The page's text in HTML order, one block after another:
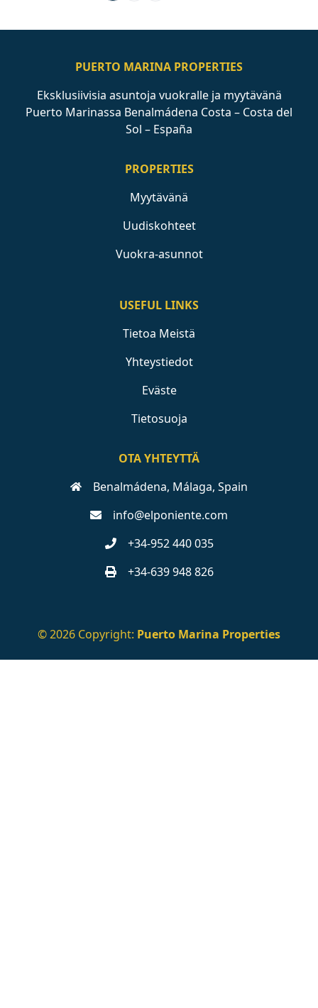
PUERTO MARINA PROPERTIES
Eksklusiivisia asuntoja vuokralle ja myytävänä
Puerto Marinassa Benalmádena Costa – Costa del
Sol – España
PROPERTIES
Myytävänä
Uudiskohteet
Vuokra-asunnot
USEFUL LINKS
Tietoa Meistä
Yhteystiedot
Eväste
Tietosuoja
OTA YHTEYTTÄ
Benalmádena, Málaga, Spain
info@elponiente.com
+34-952 440 035
+34-639 948 826
© 2026 Copyright: Puerto Marina Properties